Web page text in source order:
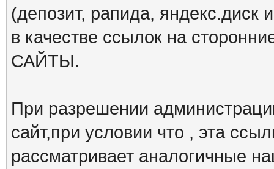
(депозит, рапида, яндекс.диск
в качестве ссылок на
САЙТЫ.
При разрешении
сайт,при условии что , эта
рассматривает аналогичные